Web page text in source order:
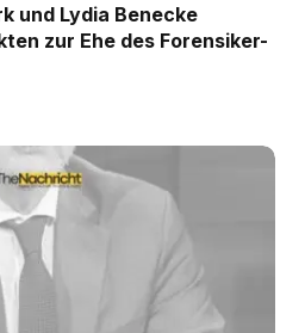
und Lydia Benecke
zur Ehe des Forensiker-